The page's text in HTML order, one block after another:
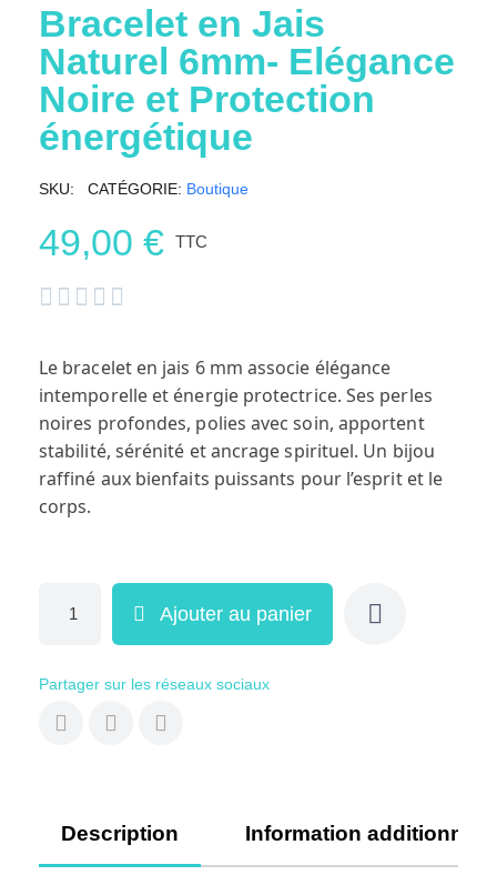
Bracelet en Jais
Naturel 6mm- Elégance
Noire et Protection
énergétique
SKU CATÉGORIE Boutique
49,00 € TTC
    
Le bracelet en jais 6 mm associe élégance
intemporelle et énergie protectrice. Ses perles
noires profondes, polies avec soin, apportent
stabilité, sérénité et ancrage spirituel. Un bijou
raffiné aux bienfaits puissants pour l’esprit et le
corps.
Ajouter au panier
Partager sur les réseaux sociaux
Description Information